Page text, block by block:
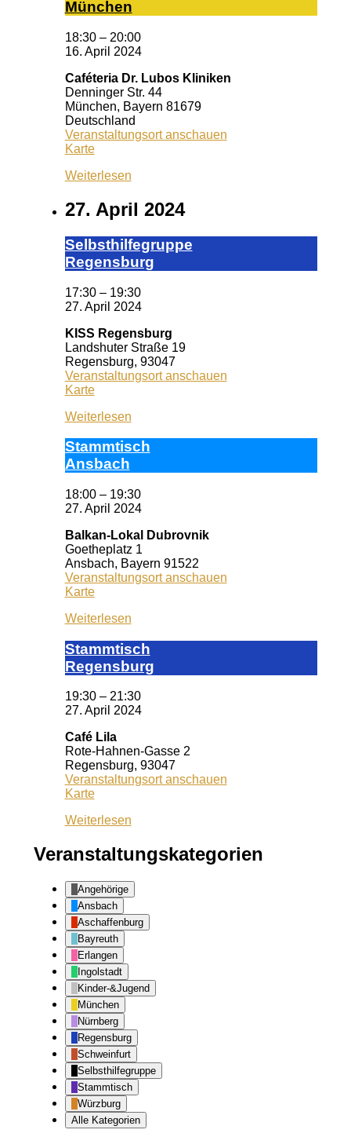
Mün­chen
18:30 – 20:00
16. April 2024
Caféteria Dr. Lubos Kliniken
Denninger Str. 44
München, Bayern 81679
Deutschland
Veranstaltungsort anschauen
KarteCaféteria
Lubos
Weiterlesen
27. April 2024
Selbst­hil­fe­grup­pe
Re­gens­burg
17:30 – 19:30
27. April 2024
KISS Regensburg
Landshuter Straße 19
Regensburg, 93047
Veranstaltungsort anschauen
KarteKISS
Weiterlesen
Stamm­tisch
Ans­bach
18:00 – 19:30
27. April 2024
Balkan-Lokal Dubrovnik
Goetheplatz 1
Ansbach, Bayern 91522
Veranstaltungsort anschauen
KarteBalkan-
Dubrovnik
Weiterlesen
Stamm­tisch
Reg­ens­burg
19:30 – 21:30
27. April 2024
Café Lila
Rote-Hahnen-Gasse 2
Regensburg, 93047
Veranstaltungsort anschauen
KarteCafé
Weiterlesen
Veranstaltungskategorien
Angehörige
Ansbach
Aschaffenburg
Bayreuth
Erlangen
Ingolstadt
Kinder-&Jugend
München
Nürnberg
Regensburg
Schweinfurt
Selbsthilfegruppe
Stammtisch
Würzburg
Alle Kategorien